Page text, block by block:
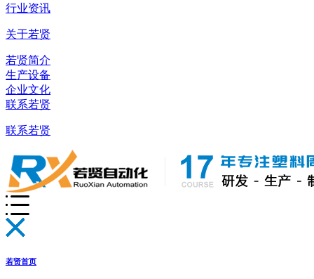
行业资讯
关于若贤
若贤简介
生产设备
企业文化
联系若贤
联系若贤
若贤首页